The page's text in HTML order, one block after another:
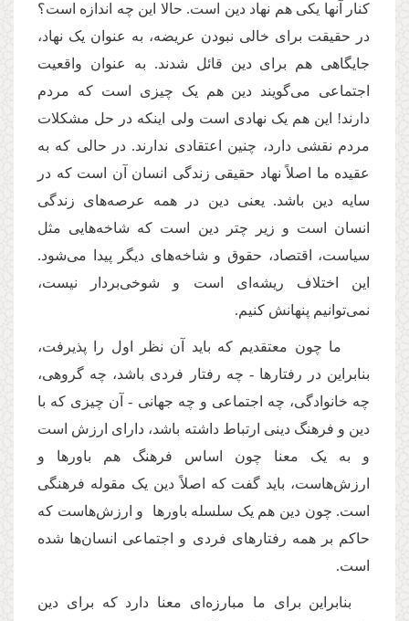
کنار آنها یکی هم نهاد دین است. حالا این چه اندازه است؟
در حقیقت برای خالی نبودن عریضه، به عنوان یک نهاد،
جایگاهی هم برای دین قائل شدند. به عنوان واقعیت
اجتماعی میگویند دین هم یک چیزی است که مردم
دارند! این هم یک نهادی است ولی اینکه در حل مشکلات
مردم نقشی دارد، چنین اعتقادی ندارند. در حالی که به
عقیده ما اصلاً نهاد حقیقی زندگی انسان آن است که در
سایه دین باشد. یعنی دین در همه عرصههای زندگی
انسان است و زیر چتر دین است که شاخههایی مثل
سیاست، اقتصاد، حقوق و شاخههای دیگر پیدا میشود.
این اختلاف ریشه ای است و شوخیبردار نیست،
نمیتوانیم پنهانش کنیم.
ما چون معتقدیم که باید آن نظر اول را پذیرفت،
بنابراین در رفتارها - چه رفتار فردی باشد، چه گروهی،
چه خانوادگی، چه اجتماعی و چه جهانی - آن چیزی که با
دین و فرهنگ دینی ارتباط داشته باشد، دارای ارزش است
و به یک معنا چون اساس فرهنگ هم باورها و
ارزشهاست، باید گفت که اصلاً دین یک مقوله فرهنگی
است. چون دین هم یک سلسله باورها و ارزشهاست که
حاکم بر همه رفتارهای فردی و اجتماعی انسانها شده
است.
بنابراین برای ما مبارزه ای معنا دارد که برای دین